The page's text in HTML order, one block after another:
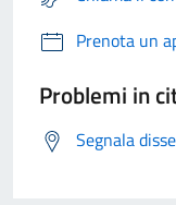
Prenota un
Problemi in
Segnala